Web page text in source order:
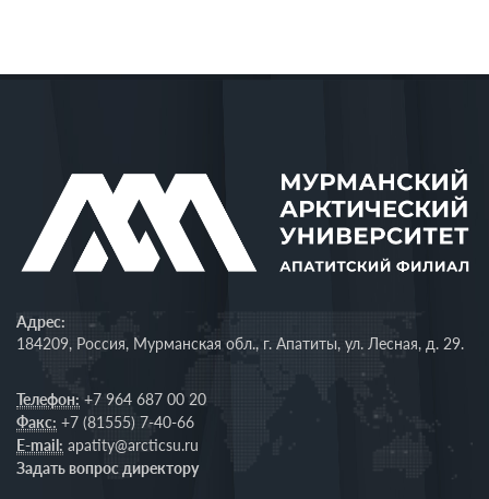
Адрес:
184209, Россия, Мурманская обл., г. Апатиты, ул. Лесная, д. 29.
Телефон: +7 964 687 00 20
Факс: +7 (81555) 7-40-66
E-mail: apatity@arcticsu.ru
Задать вопрос директору